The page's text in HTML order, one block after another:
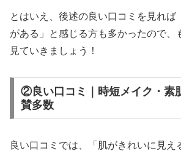
とはいえ、後述の良い口コミを見れば
がある」と感じる方も多かったので、
見ていきましょう！
②良い口コミ｜時短メイク・素
賛多数
良い口コミでは、「肌がきれいに見え